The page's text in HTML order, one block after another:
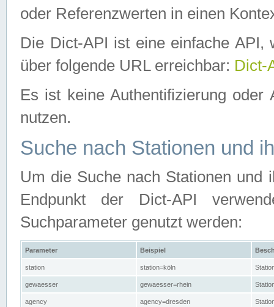
oder Referenzwerten in einen
Die Dict-API ist eine einfache API,
über folgende URL erreichbar: Dict-
Es ist keine Authentifizierung
nutzen.
Suche nach Stationen und
Um die Suche nach Stationen und
Endpunkt der Dict-API
Suchparameter genutzt werden:
Parameter Beispiel
station station=köln
gewaesser gewaesser=rhein
agency agency=dresden